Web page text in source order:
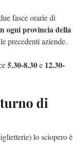
fasce orarie di
ogni provincia della
precedenti aziende.
5.30-8.30e 12.30-
di
lo sciopero è